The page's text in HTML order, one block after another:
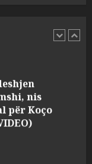
nis
për Koço